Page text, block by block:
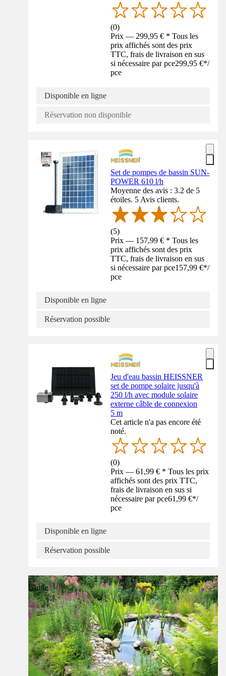
(0)
Prix — 299,95 € * Tous les
prix affichés sont des prix
TTC, frais de livraison en sus
si nécessaire par pce299,95 €*/
pce
Disponible en ligne
Réservation non disponible
Set de pompes de bassin SUN-
POWER 610 l/h
Moyenne des avis : 3.2 de 5
étoiles. 5 Avis clients.
(5)
Prix — 157,99 € * Tous les
prix affichés sont des prix
TTC, frais de livraison en sus
si nécessaire par pce157,99 €*/
pce
Disponible en ligne
Réservation possible
Jeu d'eau bassin HEISSNER
set de pompe solaire jusqu'à
250 l/h avec module solaire
externe câble de connexion
5 m
Cet article n'a pas encore été
noté.
(0)
Prix — 61,99 € * Tous les prix
affichés sont des prix TTC,
frais de livraison en sus si
nécessaire par pce61,99 €*/
pce
Disponible en ligne
Réservation possible
Guide